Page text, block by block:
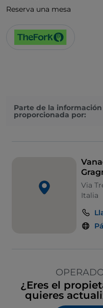
Reserva una mesa
Parte de la información
proporcionada por:
Via
Italia
¿Eres el
quieres